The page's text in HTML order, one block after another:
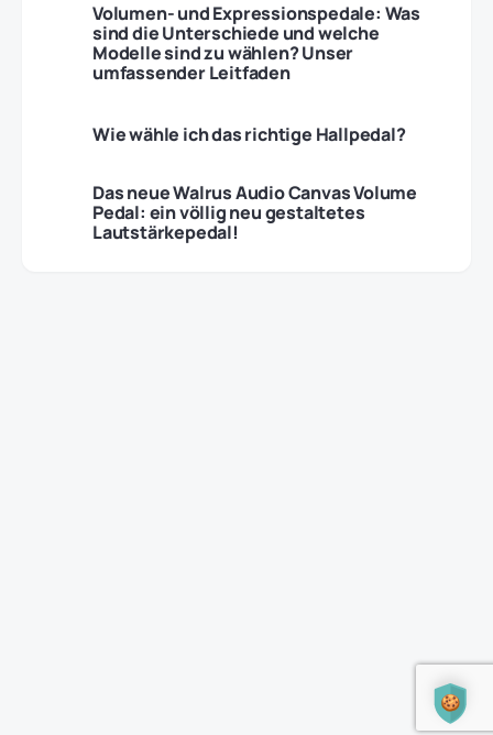
Volumen- und Expressionspedale: Was
sind die Unterschiede und welche
Modelle sind zu wählen? Unser
umfassender Leitfaden
Wie wähle ich das richtige Hallpedal?
Das neue Walrus Audio Canvas Volume
Pedal: ein völlig neu gestaltetes
Lautstärkepedal!